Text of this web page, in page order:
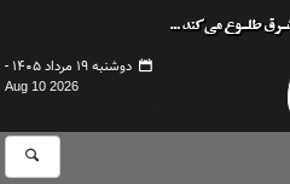
دوشنبه ۱۹ مرداد ۱۴۰۵ -
Aug 10 2026